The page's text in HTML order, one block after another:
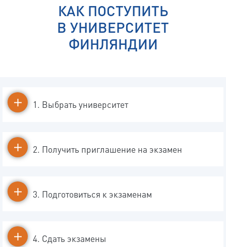
КАК ПОСТУПИТЬ
В УНИВЕРСИТЕТ
ФИНЛЯНДИИ
1. Выбрать университет
2. Получить приглашение на экзамен
3. Подготовиться к экзаменам
4. Сдать экзамены